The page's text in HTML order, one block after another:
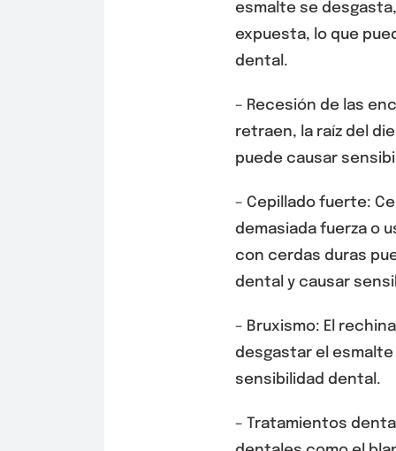
esmalte se
expuesta, lo que
dental.
– Recesión de las
retraen, la raíz del
puede causar
– Cepillado fuerte:
demasiada fuerza o
con cerdas duras
dental y causar
– Bruxismo: El
desgastar el
sensibilidad dental.
– Tratamientos